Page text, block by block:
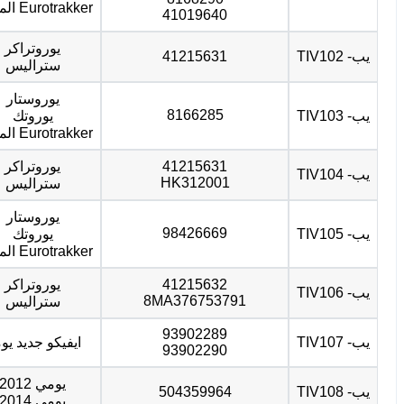
41019640
Eurotrakker المؤشر
يب- TIV102 41215631
يوروتراكر
ستراليس
يب- TIV103 8166285
يوروستار
يوروتك
Eurotrakker المؤشر
يب- TIV104
41215631
HK312001
يوروتراكر
ستراليس
يب- TIV105 98426669
يوروستار
يوروتك
Eurotrakker المؤشر
يب- TIV106
41215632
8MA376753791
يوروتراكر
ستراليس
يب- TIV107
93902289
93902290
ايفيكو جديد
يب- TIV108 504359964
يومي 2012
يومي 2014